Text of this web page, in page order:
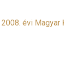
2008. évi